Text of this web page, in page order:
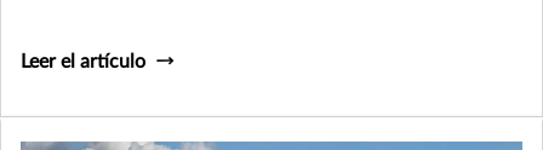
Leer el artículo